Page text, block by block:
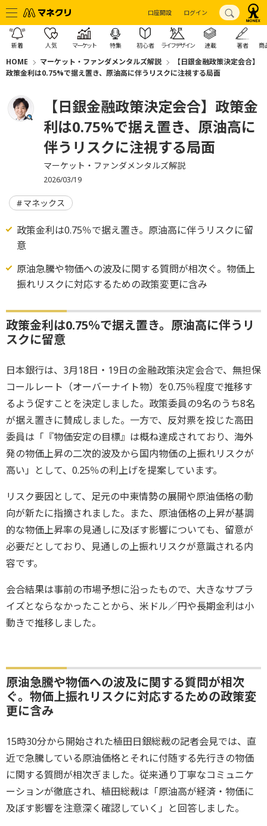
口座開設 ログイン
新着 人気 マーケット 特集 初心者 ライフデザイン 連載 著者 商
HOME マーケット・ファンダメンタルズ解説
【日銀金融政策決定会合】
政策金利は0.75%で据え置き、原油高に伴うリスクに注視する局面
【日銀金融政策決定会合】政策金
利は0.75%で据え置き、原油高に
伴うリスクに注視する局面
マーケット・ファンダメンタルズ解説
2026/03/19
マネックス
政策金利は0.75％で据え置き。原油高に伴うリスクに留
意
原油急騰や物価への波及に関する質問が相次ぐ。物価上
振れリスクに対応するための政策変更に含み
政策金利は0.75％で据え置き。原油高に伴うリ
スクに留意
日本銀行は、3月18日・19日の金融政策決定会合で、無担保
コールレート（オーバーナイト物）を0.75％程度で推移す
るよう促すことを決定しました。政策委員の9名のうち8名
が据え置きに賛成しました。一方で、反対票を投じた高田
委員は「『物価安定の目標』は概ね達成されており、海外
発の物価上昇の二次的波及から国内物価の上振れリスクが
高い」として、0.25％の利上げを提案しています。
リスク要因として、足元の中東情勢の展開や原油価格の動
向が新たに指摘されました。また、原油価格の上昇が基調
的な物価上昇率の見通しに及ぼす影響についても、留意が
必要だとしており、見通しの上振れリスクが意識される内
容です。
会合結果は事前の市場予想に沿ったもので、大きなサプラ
イズとならなかったことから、米ドル／円や長期金利は小
動きで推移しました。
原油急騰や物価への波及に関する質問が相次
ぐ。物価上振れリスクに対応するための政策変
更に含み
15時30分から開始された植田日銀総裁の記者会見では、直
近で急騰している原油価格とそれに付随する先行きの物価
に関する質問が相次ぎました。従来通り丁寧なコミュニケ
ーションが徹底され、植田総裁は「原油高が経済・物価に
及ぼす影響を注意深く確認していく」と回答しました。